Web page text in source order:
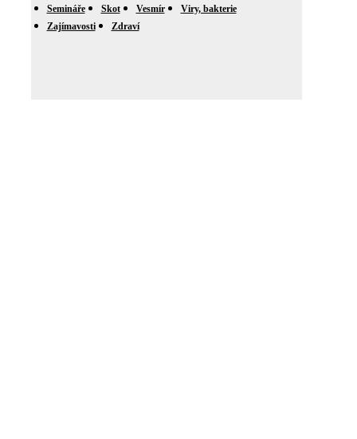
Semináře
Skot Vesmír
Viry, bakterie
Zajímavosti
Zdraví